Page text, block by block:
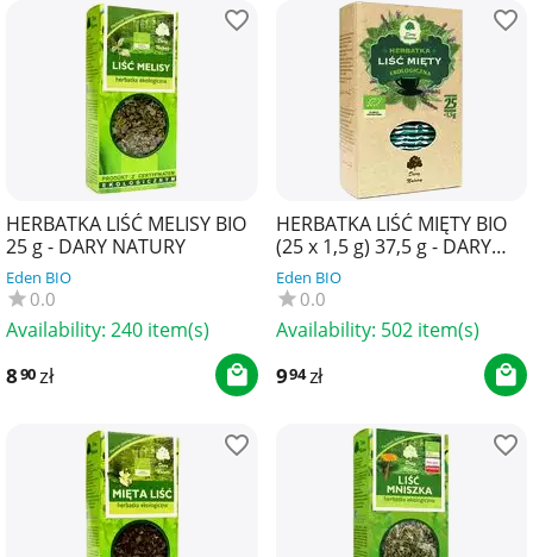
HERBATKA LIŚĆ MELISY BIO
25 g - DARY NATURY
Eden BIO
0.0
Availability: 240 item(s)
890zł
HERBATKA LIŚĆ MIĘTY BIO
(25 x 1,5 g) 37,5 g - DARY
NATURY
Eden BIO
0.0
Availability: 502 item(s)
994zł